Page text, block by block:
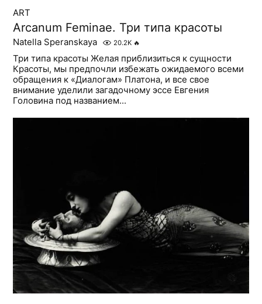
ART
Arcanum Feminae. Три типа красоты
Natella Speranskaya 20.2K 🔥
Три типа красоты Желая приблизиться к сущности
Красоты, мы предпочли избежать ожидаемого всеми
обращения к «Диалогам» Платона, и все свое
внимание уделили загадочному эссе Евгения
Головина под названием...